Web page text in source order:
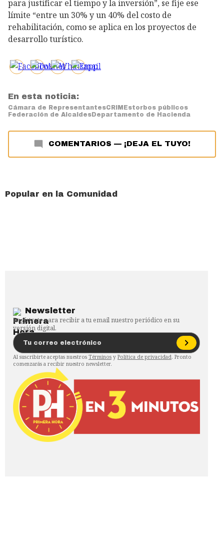
para justificar el tiempo y la inversión”, se fije ese
límite “entre un 30% y un 40% del costo de
rehabilitación, como se aplica en los proyectos de
desarrollo turístico.
En esta noticia:
Cámara de RepresentantesCRIM Estorbos públicos
Federación de Alcaldes Departamento de Hacienda
COMENTARIOS — ¡DEJA EL TUYO!
Popular en la Comunidad
Newsletter
Regístrate para recibir a tu email nuestro periódico en su
versión digital.
Al suscribirte aceptas nuestros Términos y Política de privacidad. Pronto
comenzarás a recibir nuestro newsletter.